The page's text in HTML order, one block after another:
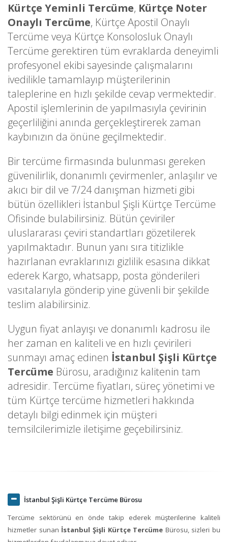
Kürtçe Yeminli Tercüme, Kürtçe Noter
Onaylı Tercüme, Kürtçe Apostil Onaylı
Tercüme veya Kürtçe Konsolosluk Onaylı
Tercüme gerektiren tüm evraklarda deneyimli
profesyonel ekibi sayesinde çalışmalarını
ivedilikle tamamlayıp müşterilerinin
taleplerine en hızlı şekilde cevap vermektedir.
Apostil işlemlerinin de yapılmasıyla çevirinin
geçerliliğini anında gerçekleştirerek zaman
kaybınızın da önüne geçilmektedir.
Bir tercüme firmasında bulunması gereken
güvenilirlik, donanımlı çevirmenler, anlaşılır ve
akıcı bir dil ve 7/24 danışman hizmeti gibi
bütün özellikleri İstanbul Şişli Kürtçe Tercüme
Ofisinde bulabilirsiniz. Bütün çeviriler
uluslararası çeviri standartları gözetilerek
yapılmaktadır. Bunun yanı sıra titizlikle
hazırlanan evraklarınızı gizlilik esasına dikkat
ederek Kargo, whatsapp, posta gönderileri
vasıtalarıyla gönderip yine güvenli bir şekilde
teslim alabilirsiniz.
Uygun fiyat anlayışı ve donanımlı kadrosu ile
her zaman en kaliteli ve en hızlı çevirileri
sunmayı amaç edinen İstanbul Şişli Kürtçe
Tercüme Bürosu, aradığınız kalitenin tam
adresidir. Tercüme fiyatları, süreç yönetimi ve
tüm Kürtçe tercüme hizmetleri hakkında
detaylı bilgi edinmek için müşteri
temsilcilerimizle iletişime geçebilirsiniz.
İstanbul Şişli Kürtçe Tercüme Bürosu
Tercüme sektörünü en önde takip ederek müşterilerine kaliteli
hizmetler sunan İstanbul Şişli Kürtçe Tercüme Bürosu, sizleri bu